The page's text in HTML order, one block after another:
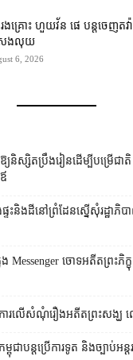
ងគ្រោះ ហួយវ័ន ផេ បន្ត​ចេញ​ត
ង​លុយ
6, 2026
សិត​ប្រឹងរៀន​ដើម្បី​បម្រើ​ជាតិ
ង​ដី​នៅ​ព្រំដែន​ស្នើសុំ​រដ្ឋាភិបា
Messenger ចោទអតីតព្រះភិក្ខុ
ារ​លើ​សំណុំរឿង​​អតីត​ព្រះសង្ឃ ល
ជា​បន្ត​ប្រើ​ការទូត និង​ច្បាប់​អន្